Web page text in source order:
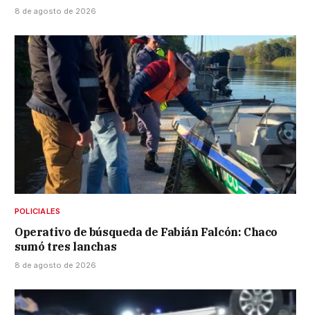
8 de agosto de 2026
POLICIALES
Operativo de búsqueda de Fabián Falcón: Chaco
sumó tres lanchas
8 de agosto de 2026